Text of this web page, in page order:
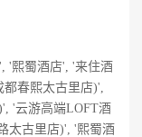
'熙蜀酒店', '来住酒
春熙太古里店)',
'云游高端LOFT酒
太古里店)', '熙蜀酒